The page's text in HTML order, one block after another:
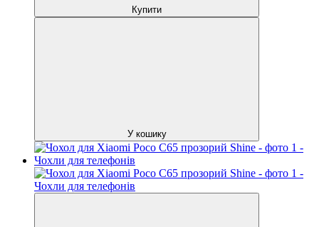
Купити
У кошику